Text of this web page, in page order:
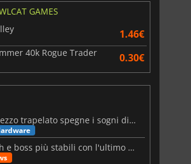
€
Lies Of P
GAMES
1.46€
40k Rogue Trader 0.30€
Steam Frame: il prezzo trapelato spegne i sogni di un VR economico
Palworld: Sunreach e boss più stabili con l'ultimo update